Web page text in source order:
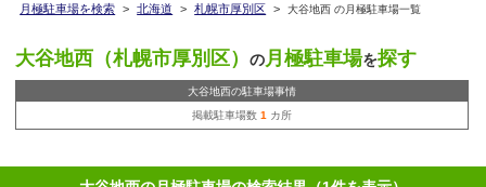
月極駐車場を検索 > 北海道 > 札幌市厚別区 > 大谷地西 の月極駐車場一覧
大谷地西（札幌市厚別区） の月極駐車場を探す
大谷地西の駐車場事情
掲載駐車場数 1 カ所